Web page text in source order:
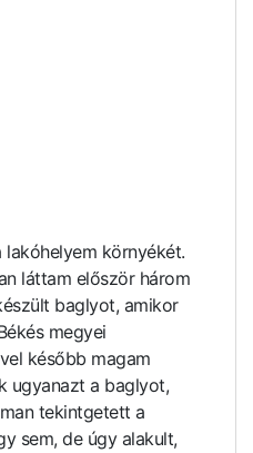
környékét.
láttam először három
baglyot, amikor
megyei
később magam
ugyanazt a baglyot,
tekintgetett a
sem, de úgy alakult,